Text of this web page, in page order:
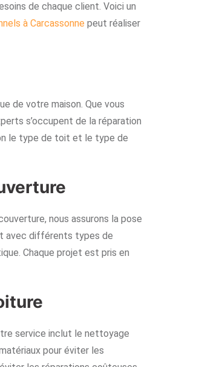
de chaque client. Voici un
à Carcassonne peut réaliser
de votre maison. Que vous
s’occupent de la réparation
le type de toit et le type de
nous assurons la pose
avec différents types de
Chaque projet est pris en
service inclut le nettoyage
pour éviter les